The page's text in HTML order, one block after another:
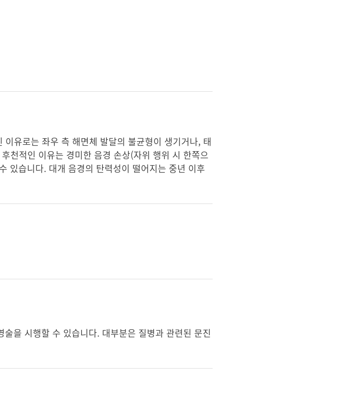
유로는 좌우 측 해면체 발달의 불균형이 생기거나, 태
천적인 이유는 경미한 음경 손상(자위 행위 시 한쪽으
있습니다. 대개 음경의 탄력성이 떨어지는 중년 이후
을 시행할 수 있습니다. 대부분은 질병과 관련된 문진